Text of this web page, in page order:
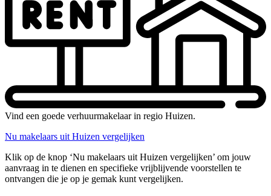
Vind een goede verhuurmakelaar in regio Huizen.
Nu makelaars uit Huizen vergelijken
Klik op de knop ‘Nu makelaars uit Huizen vergelijken’ om jouw
aanvraag in te dienen en specifieke vrijblijvende voorstellen te
ontvangen die je op je gemak kunt vergelijken.